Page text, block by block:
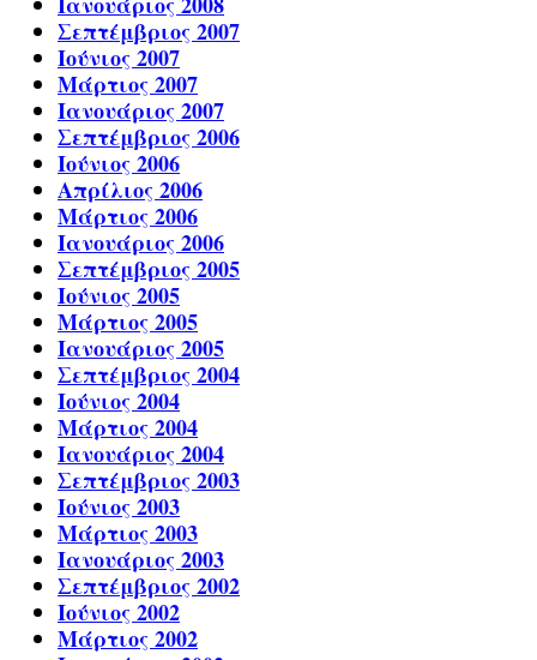
Σεπτέμβριος 2007
Ιούνιος 2007
Μάρτιος 2007
Ιανουάριος 2007
Σεπτέμβριος 2006
Ιούνιος 2006
Απρίλιος 2006
Μάρτιος 2006
Ιανουάριος 2006
Σεπτέμβριος 2005
Ιούνιος 2005
Μάρτιος 2005
Ιανουάριος 2005
Σεπτέμβριος 2004
Ιούνιος 2004
Μάρτιος 2004
Ιανουάριος 2004
Σεπτέμβριος 2003
Ιούνιος 2003
Μάρτιος 2003
Ιανουάριος 2003
Σεπτέμβριος 2002
Ιούνιος 2002
Μάρτιος 2002